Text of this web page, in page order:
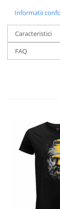
Informatii
Caracteristici
FAQ